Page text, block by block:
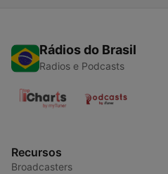
Rádios do Brasil
Radios e Podcasts
Recursos
Broadcasters